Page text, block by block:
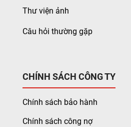
Thư viện ảnh
Câu hỏi thường gặp
CHÍNH SÁCH CÔNG TY
Chính sách bảo hành
Chính sách công nợ